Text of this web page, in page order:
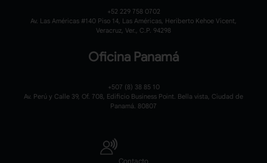
+52 229 758 0702
Av. Las Américas #140 Piso 14, Las Américas, Heriberto Kehoe Vicent,
Veracruz, Ver., C.P. 94298
Oficina Panamá
+507 (8) 38 85 10
Av. Perú y Calle 39, Of. 708, Edificio Business Point. Bella vista, Ciudad de
Panamá. 80807
Contacto